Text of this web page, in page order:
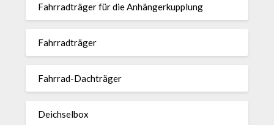
Fahr­rad­träger für die Anhän­ger­kup­p­lung
Fahr­rad­träger
Fahrrad-Dach­träger
Deich­selbox